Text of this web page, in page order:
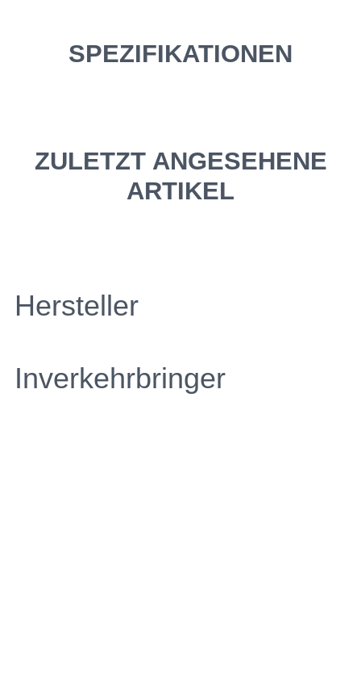
SPEZIFIKATIONEN
ZULETZT ANGESEHENE
ARTIKEL
Hersteller
Inverkehrbringer